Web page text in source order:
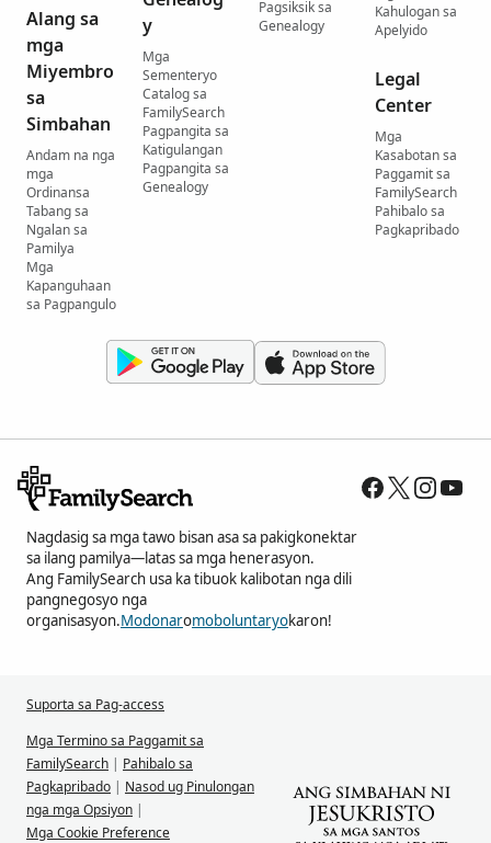
Alang sa
mga
Miyembro
sa
Simbahan
Andam na nga
mga
Ordinansa
Tabang sa
Ngalan sa
Pamilya
Mga
Kapanguhaan
sa Pagpangulo
y
Mga
Sementeryo
Catalog sa
FamilySearch
Pagpangita sa
Katigulangan
Pagpangita sa
Genealogy
Pagsiksik sa
Genealogy
Kahulogan sa
Apelyido
Legal
Center
Mga
Kasabotan sa
Paggamit sa
FamilySearch
Pahibalo sa
Pagkapribado
Nagdasig sa mga tawo bisan asa sa pakigkonektar
sa ilang pamilya—latas sa mga henerasyon.
Ang FamilySearch usa ka tibuok kalibotan nga dili
pangnegosyo nga
organisasyon.Modonaromoboluntaryokaron!
Suporta sa Pag-access
Mga Termino sa Paggamit sa
FamilySearch | Pahibalo sa
Pagkapribado | Nasod ug Pinulongan
nga mga Opsiyon |
Mga Cookie Preference